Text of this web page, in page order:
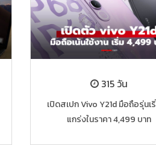
315 วัน
เปิดสเปก Vivo Y21d มือถือรุ่นเ
แกร่งในราคา 4,499 บาท